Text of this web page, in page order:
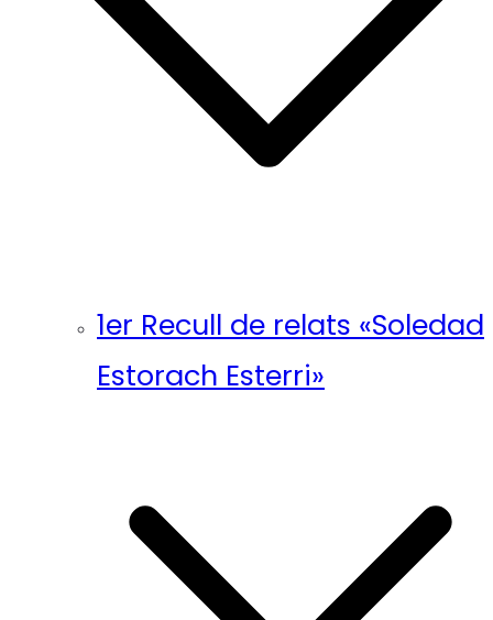
1er Recull de relats «Soledad
Estorach Esterri»